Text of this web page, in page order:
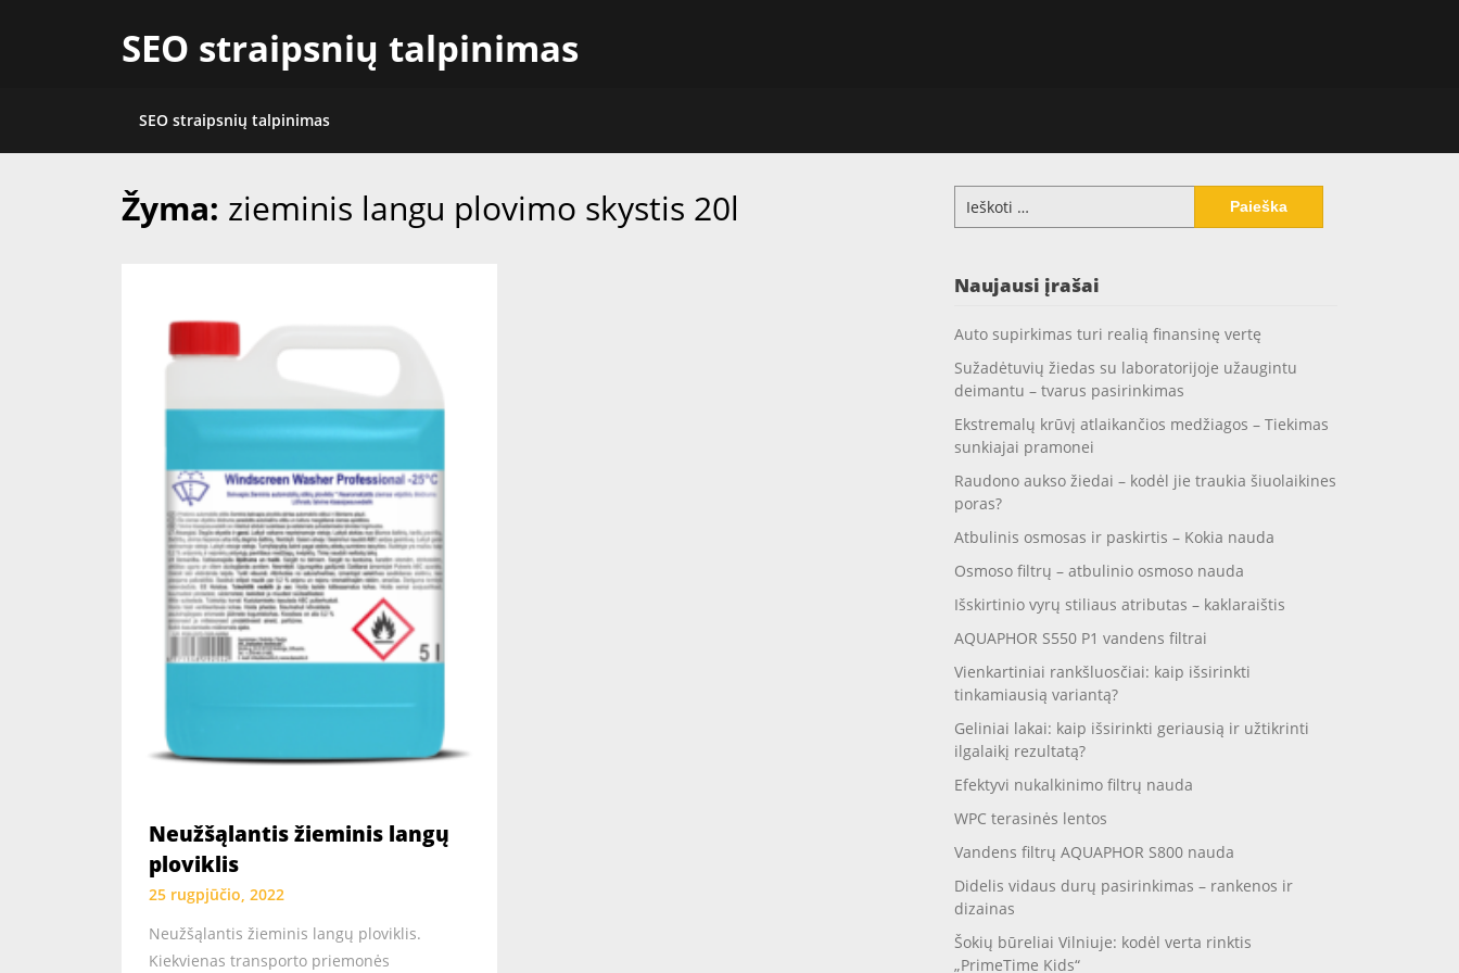
SEO straipsnių talpinimas
SEO straipsnių talpinimas
Žyma: zieminis langu plovimo skystis 20l
Neužšąlantis žieminis langų
ploviklis
25 rugpjūčio, 2022
Neužšąlantis žieminis langų ploviklis.
Kiekvienas transporto priemonės
Ieškoti:
Naujausi įrašai
Auto supirkimas turi realią finansinę vertę
Sužadėtuvių žiedas su laboratorijoje užaugintu
deimantu – tvarus pasirinkimas
Ekstremalų krūvį atlaikančios medžiagos – Tiekimas
sunkiajai pramonei
Raudono aukso žiedai – kodėl jie traukia šiuolaikines
poras?
Atbulinis osmosas ir paskirtis – Kokia nauda
Osmoso filtrų – atbulinio osmoso nauda
Išskirtinio vyrų stiliaus atributas – kaklaraištis
AQUAPHOR S550 P1 vandens filtrai
Vienkartiniai rankšluosčiai: kaip išsirinkti
tinkamiausią variantą?
Geliniai lakai: kaip išsirinkti geriausią ir užtikrinti
ilgalaikį rezultatą?
Efektyvi nukalkinimo filtrų nauda
WPC terasinės lentos
Vandens filtrų AQUAPHOR S800 nauda
Didelis vidaus durų pasirinkimas – rankenos ir
dizainas
Šokių būreliai Vilniuje: kodėl verta rinktis
„PrimeTime Kids“